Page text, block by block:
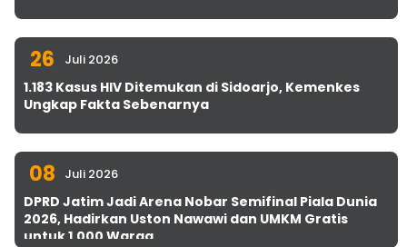
26 Juli 2026
1.183 Kasus HIV Ditemukan di Sidoarjo, Kemenkes
Ungkap Fakta Sebenarnya
08 Juli 2026
DPRD Jatim Jadi Arena Nobar Semifinal Piala Dunia
2026, Hadirkan Uston Nawawi dan UMKM Gratis
untuk 1.000 Warga